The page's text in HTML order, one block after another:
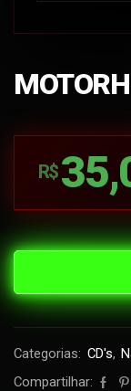
R$
Categorias: CD's,
Compartilhar: